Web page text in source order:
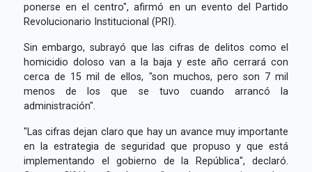
ponerse en el centro", afirmó en un evento del Partido
Revolucionario Institucional (PRI).
Sin embargo, subrayó que las cifras de delitos como el
homicidio doloso van a la baja y este año cerrará con
cerca de 15 mil de ellos, "son muchos, pero son 7 mil
menos de los que se tuvo cuando arrancó la
administración".
"Las cifras dejan claro que hay un avance muy importante
en la estrategia de seguridad que propuso y que está
implementando el gobierno de la República", declaró.